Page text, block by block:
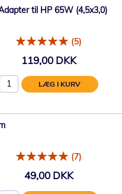
til HP 65W (4,5x3,0)
(5)
119,00 DKK
LÆG I KURV
(7)
49,00 DKK